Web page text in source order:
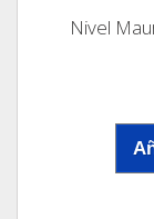
Nivel